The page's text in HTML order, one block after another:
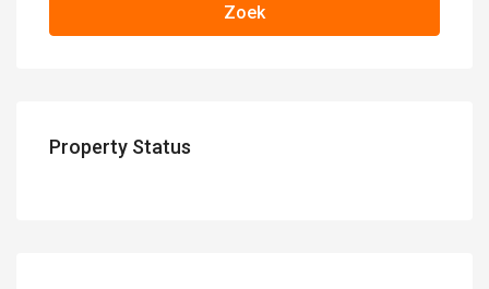
Zoek
Property Status